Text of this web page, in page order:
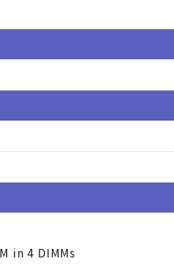
in 4 DIMMs